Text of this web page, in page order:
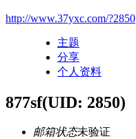
http://www.37yxc.com/?2850
主题
分享
个人资料
877sf(UID: 2850)
邮箱状态未验证